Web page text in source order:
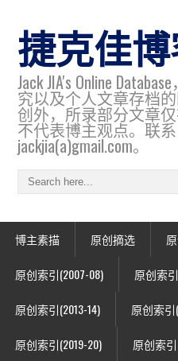
捷克佳
Jack JIA's Online
究以及个人文章存档
创外，所录部分文章
不代表博主观点。联
jackjia(a)gmail.com。
博主素描 原创摘选
原创索引(2007-08) 原创索
原创索引(2013-14) 原创索引
原创索引(2019-20) 原创索